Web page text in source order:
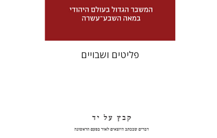
$46
$32
פליטים ושבויים
פנחס רוט